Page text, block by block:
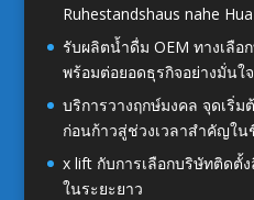
Ruhestandshaus nahe
รับผลิตน้ำดื่ม OEM ทางเลือ
พร้อมต่อยอดธุรกิจอย่างมั่นใจ
บริการวางฤกษ์มงคล จุดเริ่
ก่อนก้าวสู่ช่วงเวลาสำคัญใน
x lift กับการเลือกบริษัทติดตั้
ในระยะยาว